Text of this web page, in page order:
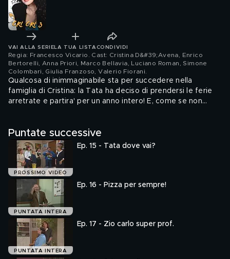
VAI ALLA SERIE LA TUA LISTA CONDIVIDI
Regia: Francesco Vicario. Cast: Cristina D&#39;Avena, Enrico
Bertorelli, Anna Priori, Marco Bellavia, Luciano Roman, Simone
Colombari, Giulia Franzoso, Valerio Fiorani
Qualcosa di inimmaginabile sta per succedere nella
famiglia di Cristina: la Tata ha deciso di prendersi le ferie
arretrate e partira' per un anno intero! E, come se non
Puntate successive
PROSSIMO VIDEO
Ep. 15 - Tata dove vai?
PUNTATA INTERA
Ep. 16 - Pizza per sempre!
PUNTATA INTERA
Ep. 17 - Zio carlo super prof.